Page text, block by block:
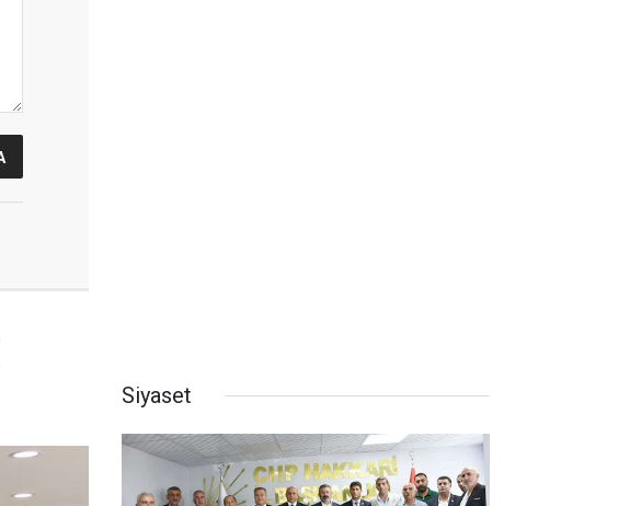
Siyaset